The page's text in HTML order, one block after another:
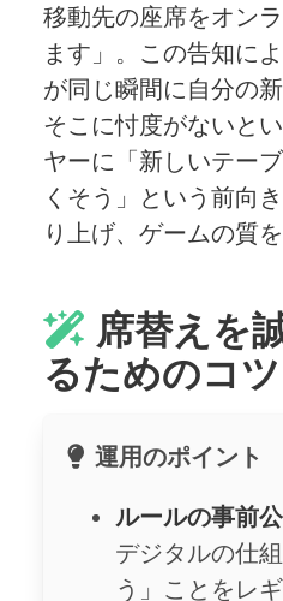
移動先の座席をオン
ます」。この告知に
が同じ瞬間に自分の
そこに忖度がないと
ヤーに「新しいテー
くそう」という前向
り上げ、ゲームの質を
席替えを
るためのコツ
運用のポイント
ルールの事前公
デジタルの仕
う」ことをレ